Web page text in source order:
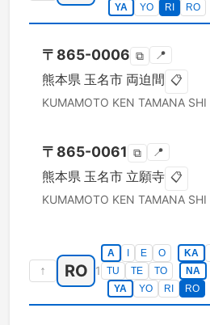
YA
YO RI RO
〒 865-0006 ⧉ 📍
熊本県 玉名市 両迫間 📋
KUMAMOTO KEN TAMANA SHI
〒 865-0061 ⧉ 📍
熊本県 玉名市 立願寺 📋
KUMAMOTO KEN TAMANA SHI
↑ RO 1
A E O KA
TU
TE TO NA
YA
YO RI RO